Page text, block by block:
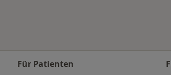
Für Patienten